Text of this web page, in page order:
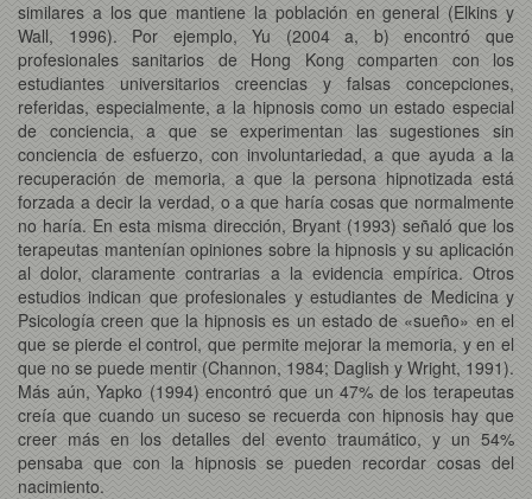
similares a los que mantiene la población en general (Elkins y
Wall, 1996). Por ejemplo, Yu (2004 a, b) encontró que
profesionales sanitarios de Hong Kong comparten con los
estudiantes universitarios creencias y falsas concepciones,
referidas, especialmente, a la hipnosis como un estado especial
de conciencia, a que se experimentan las sugestiones sin
conciencia de esfuerzo, con involuntariedad, a que ayuda a la
recuperación de memoria, a que la persona hipnotizada está
forzada a decir la verdad, o a que haría cosas que normalmente
no haría. En esta misma dirección, Bryant (1993) señaló que los
terapeutas mantenían opiniones sobre la hipnosis y su aplicación
al dolor, claramente contrarias a la evidencia empírica. Otros
estudios indican que profesionales y estudiantes de Medicina y
Psicología creen que la hipnosis es un estado de «sueño» en el
que se pierde el control, que permite mejorar la memoria, y en el
que no se puede mentir (Channon, 1984; Daglish y Wright, 1991).
Más aún, Yapko (1994) encontró que un 47% de los terapeutas
creía que cuando un suceso se recuerda con hipnosis hay que
creer más en los detalles del evento traumático, y un 54%
pensaba que con la hipnosis se pueden recordar cosas del
nacimiento.